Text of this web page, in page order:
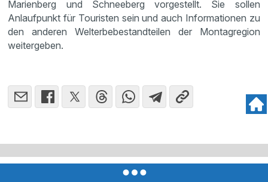
Marienberg und Schneeberg vorgestellt. Sie sollen
Anlaufpunkt für Touristen sein und auch Informationen zu
den anderen Welterbebestandteilen der Montagregion
weitergeben.